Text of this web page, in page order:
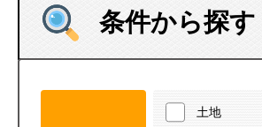
条件から探す
土地